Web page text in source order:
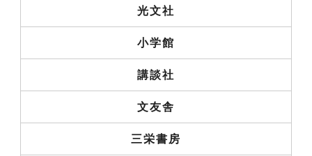
光文社
小学館
講談社
文友舎
三栄書房